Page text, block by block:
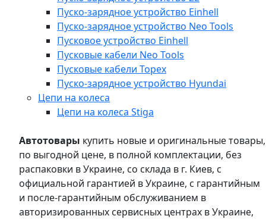
Пуско-зарядное устройство Einhell
Пуско-зарядное устройство Neo Tools
Пусковое устройство Einhell
Пусковые кабели Neo Tools
Пусковые кабели Topex
Пуско-зарядное устройство Hyundai
Цепи на колеса
Цепи на колеса Stiga
Автотовары купить новые и оригинальные товары,
по выгодной цене, в полной комплектации, без
распаковки в Украине, со склада в г. Киев, с
официальной гарантией в Украине, с гарантийным
и после-гарантийным обслуживанием в
авторизированных сервисных центрах в Украине,